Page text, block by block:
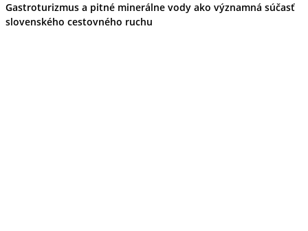
Gastroturizmus a pitné minerálne vody ako významná súčasť
slovenského cestovného ruchu